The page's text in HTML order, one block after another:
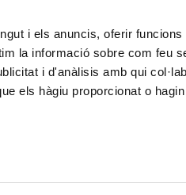
i els anuncis, oferir
la informació sobre com feu
i d'anàlisis amb qui
els hàgiu proporcionat o
COMMENT
REJOIGNEZ